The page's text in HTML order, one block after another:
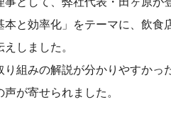
と効率化」をテーマに、飲食
しました。
組みの解説が分かりやすかっ
が寄せられました。